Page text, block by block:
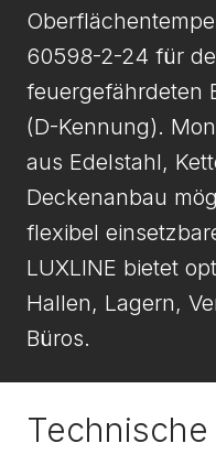
60598-2-24 für
feuergefährdeten
(D-Kennung).
aus Edelstahl,
Deckenanbau
flexibel
LUXLINE bietet
Hallen, Lagern,
Büros.
Technische